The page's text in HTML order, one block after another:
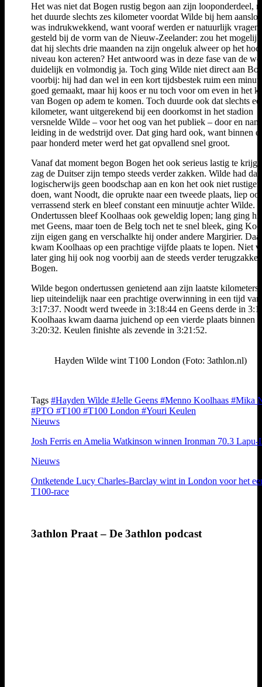
Het was niet dat Bogen rustig begon aan zijn looponderdeel,
het duurde slechts zes kilometer voordat Wilde bij hem
was indrukwekkend, want vooraf werden er natuurlijk vragen
gesteld bij de vorm van de Nieuw-Zeelander: zou het
dat hij slechts drie maanden na zijn ongeluk alweer op het
niveau kon acteren? Het antwoord was in deze fase van de
duidelijk en volmondig ja. Toch ging Wilde niet direct aan
voorbij: hij had dan wel in een kort tijdsbestek ruim een
goed gemaakt, maar hij koos er nu toch voor om even in het
van Bogen op adem te komen. Toch duurde ook dat slechts
kilometer, want uitgerekend bij een doorkomst in het stadion
versnelde Wilde – voor het oog van het publiek – door en
leiding in de wedstrijd over. Dat ging hard ook, want binnen
paar honderd meter werd het gat opvallend snel groot.
Vanaf dat moment begon Bogen het ook serieus lastig te
zag de Duitser zijn tempo steeds verder zakken. Wilde had
logischerwijs geen boodschap aan en kon het ook niet rustiger
doen, want Noodt, die oprukte naar een tweede plaats, liep
verrassend sterk en bleef constant een minuutje achter Wilde.
Ondertussen bleef Koolhaas ook geweldig lopen; lang ging
met Geens, maar toen de Belg toch net te snel bleek, ging
zijn eigen gang en verschalkte hij onder andere Margirier.
kwam Koolhaas op een prachtige vijfde plaats te lopen. Niet
later ging hij ook nog voorbij aan de steeds verder
Bogen.
Wilde begon ondertussen genietend aan zijn laatste kilometers
liep uiteindelijk naar een prachtige overwinning in een tijd van
3:17:37. Noodt werd tweede in 3:18:44 en Geens derde in
Koolhaas kwam daarna juichend op een vierde plaats binnen
3:20:32. Keulen finishte als zevende in 3:21:52.
Hayden Wilde wint T100 London (Foto: 3athlon.nl)
Tags #Hayden Wilde #Jelle Geens #Menno Koolhaas #Mika
#PTO #T100 #T100 London #Youri Keulen
Nieuws
Josh Ferris en Amelia Watkinson winnen Ironman 70.3 Lapu-
Nieuws
Ontketende Lucy Charles-Barclay wint in London voor het
T100-race
3athlon Praat – De 3athlon podcast